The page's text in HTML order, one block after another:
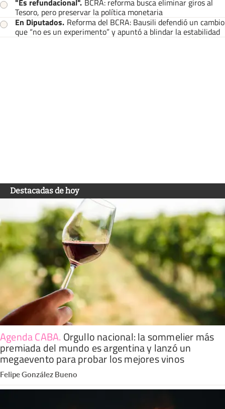
"Es refundacional". BCRA: reforma busca eliminar giros al
Tesoro, pero preservar la política monetaria
En Diputados. Reforma del BCRA: Bausili defendió un cambio
que “no es un experimento” y apuntó a blindar la estabilidad
Destacadas de hoy
Agenda CABA. Orgullo nacional: la sommelier más
premiada del mundo es argentina y lanzó un
megaevento para probar los mejores vinos
Felipe González Bueno